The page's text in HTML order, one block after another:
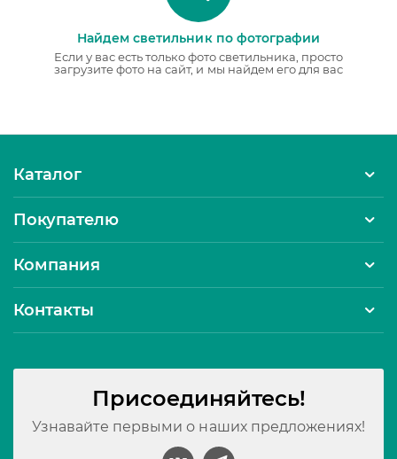
Найдем светильник по фотографии
Если у вас есть только фото светильника, просто
загрузите фото на сайт, и мы найдем его для вас
Каталог
Покупателю
Компания
Контакты
Присоединяйтесь!
Узнавайте первыми о наших предложениях!